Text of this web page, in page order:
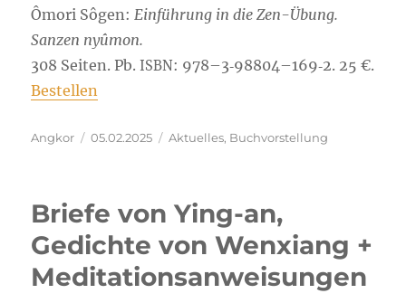
Ômo­ri Sôgen:Ein­füh­rung in die Zen-Übung.
San­zen nyû­mon.
308 Sei­ten. Pb.ISBN: 978–3‑98804–169‑2. 25 €.
Bestel­len
Autor
Angkor
Veröffentlicht
05.02.2025 Kategorien
Aktuelles, Buchvorstellung
Briefe von Ying-an,
Gedichte von Wenxiang +
Meditationsanweisungen